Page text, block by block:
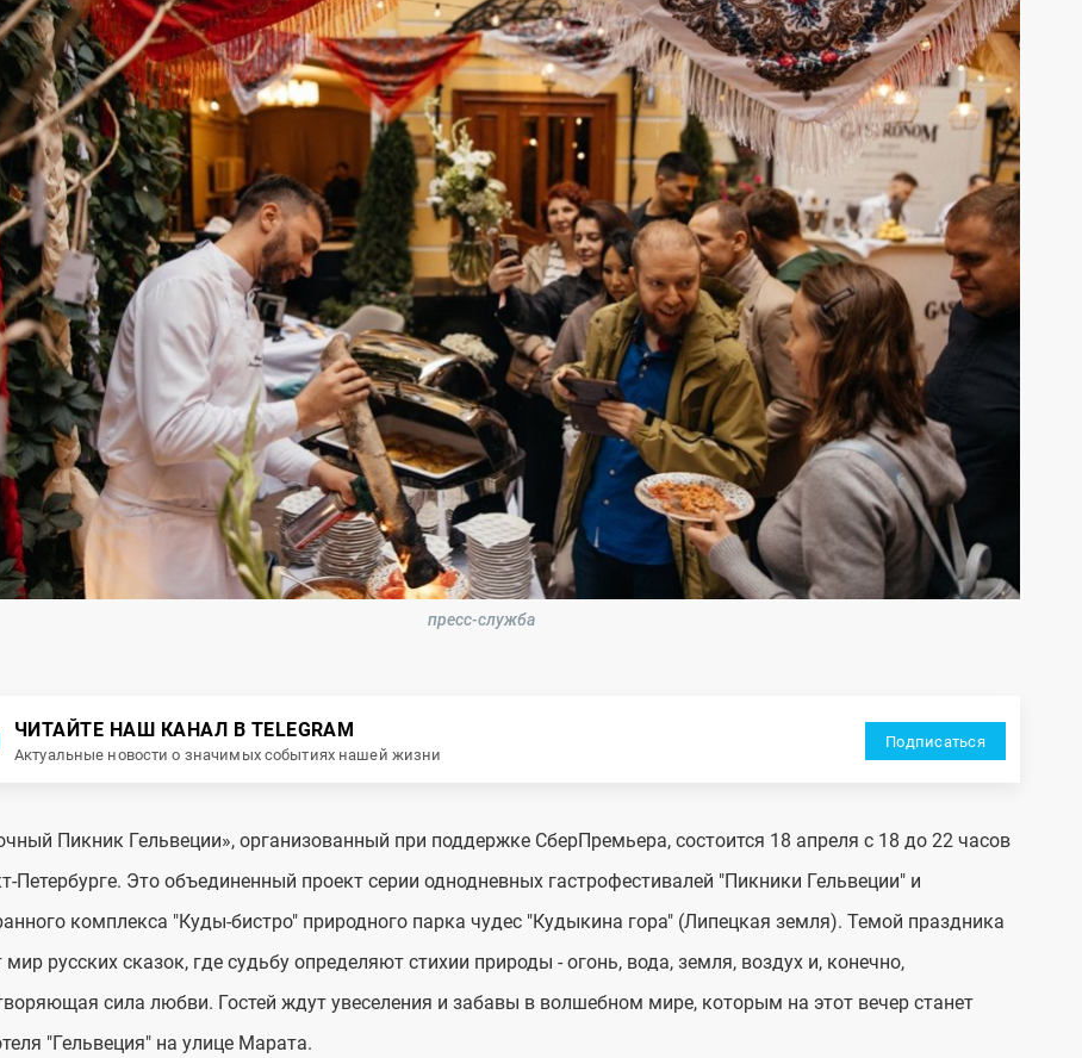
#интерьер квартир #дизайн
пресс-служба
ЧИТАЙТЕ НАШ КАНАЛ В TELEGRAM
Актуальные новости о значимых событиях нашей жизни
Подписаться
Пикник Гельвеции», организованный при поддержке СберПремьера, состоится 18 апреля с 18 до 22 часов
Петербурге. Это объединенный проект серии однодневных гастрофестивалей "Пикники Гельвеции" и
комплекса "Куды-бистро" природного парка чудес "Кудыкина гора" (Липецкая земля). Темой праздника
мир русских сказок, где судьбу определяют стихии природы - огонь, вода, земля, воздух и, конечно,
сила любви. Гостей ждут увеселения и забавы в волшебном мире, которым на этот вечер станет
"Гельвеция" на улице Марата.